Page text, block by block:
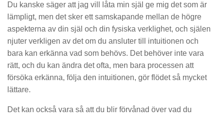
Du kanske säger att jag vill låta min själ ge mig det som är
lämpligt, men det sker ett samskapande mellan de högre
aspekterna av din själ och din fysiska verklighet, och själen
njuter verkligen av det om du ansluter till intuitionen och
bara kan erkänna vad som behövs. Det behöver inte vara
rätt, och du kan ändra det ofta, men bara processen att
försöka erkänna, följa den intuitionen, gör flödet så mycket
lättare.
Det kan också vara så att du blir förvånad över vad du